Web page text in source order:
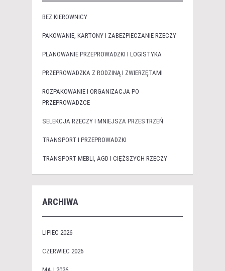
BEZ KIEROWNICY
PAKOWANIE, KARTONY I ZABEZPIECZANIE RZECZY
PLANOWANIE PRZEPROWADZKI I LOGISTYKA
PRZEPROWADZKA Z RODZINĄ I ZWIERZĘTAMI
ROZPAKOWANIE I ORGANIZACJA PO
PRZEPROWADZCE
SELEKCJA RZECZY I MNIEJSZA PRZESTRZEŃ
TRANSPORT I PRZEPROWADZKI
TRANSPORT MEBLI, AGD I CIĘŻSZYCH RZECZY
ARCHIWA
LIPIEC 2026
CZERWIEC 2026